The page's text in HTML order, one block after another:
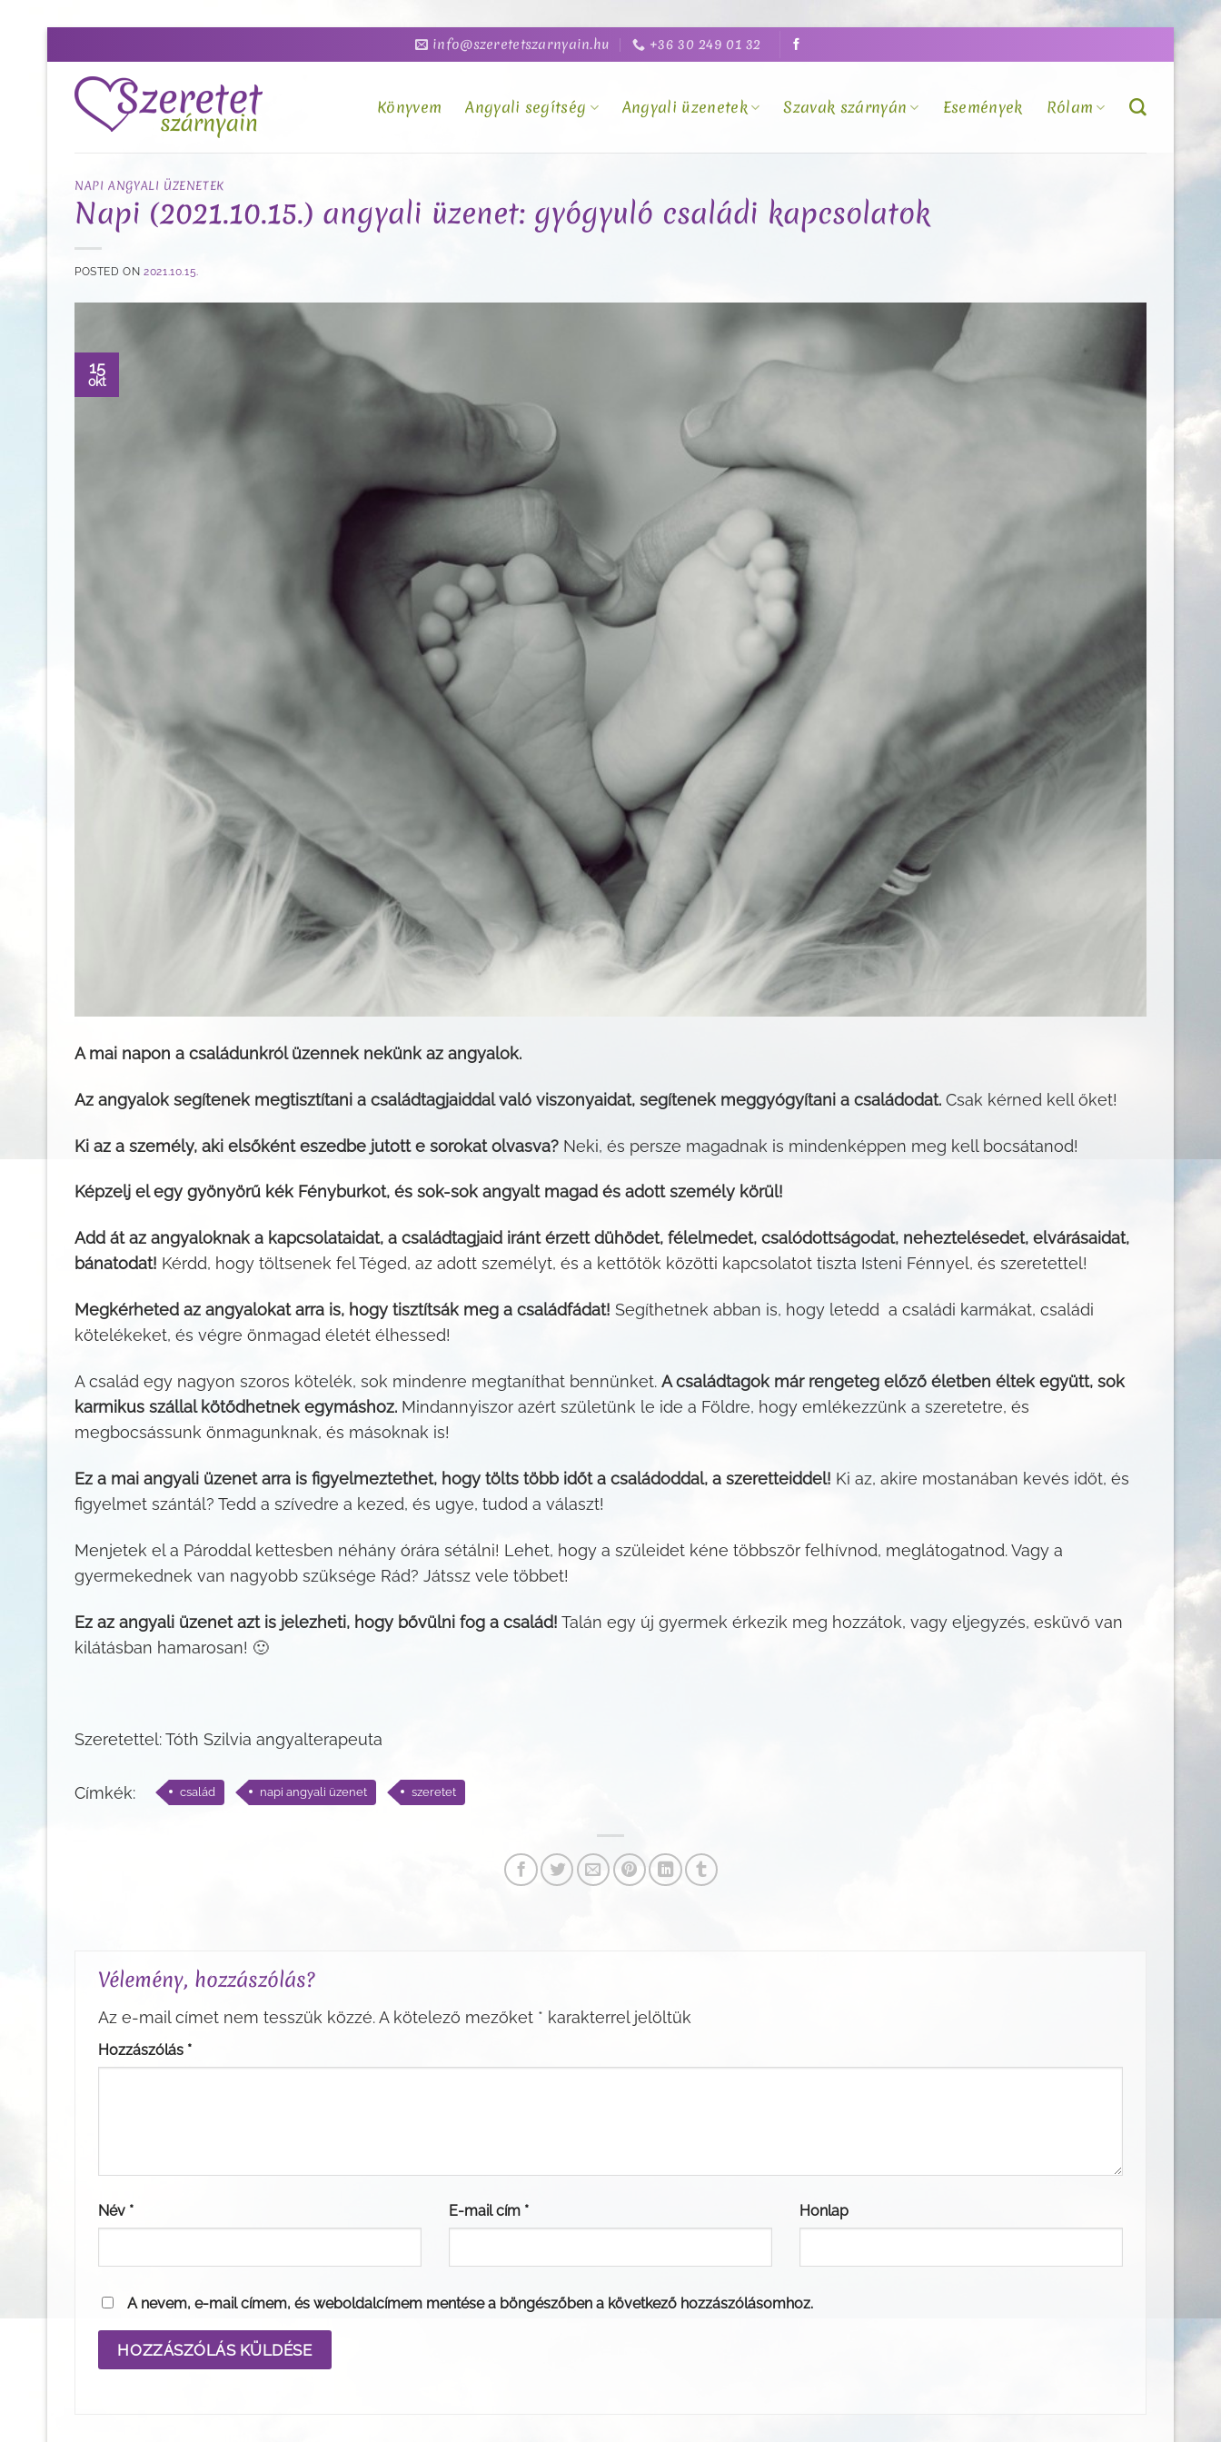
to
content
info@szeretetszarnyain.hu +36 30 249 01 32
Könyvem Angyali segítség Angyali üzenetek Szavak szárnyán Események Rólam
NAPI ANGYALI ÜZENETEK
Napi (2021.10.15.) angyali üzenet: gyógyuló családi kapcsolatok
POSTED ON2021.10.15.
15
okt
A mai napon a családunkról üzennek nekünk az angyalok.
Az angyalok segítenek megtisztítani a családtagjaiddal való viszonyaidat, segítenek meggyógyítani a családodat. Csak kérned kell őket!
Ki az a személy, aki elsőként eszedbe jutott e sorokat olvasva? Neki, és persze magadnak is mindenképpen meg kell bocsátanod!
Képzelj el egy gyönyörű kék Fényburkot, és sok-sok angyalt magad és adott személy körül!
Add át az angyaloknak a kapcsolataidat, a családtagjaid iránt érzett dühödet, félelmedet, csalódottságodat, neheztelésedet, elvárásaidat,
bánatodat! Kérdd, hogy töltsenek fel Téged, az adott személyt, és a kettőtök közötti kapcsolatot tiszta Isteni Fénnyel, és szeretettel!
Megkérheted az angyalokat arra is, hogy tisztítsák meg a családfádat! Segíthetnek abban is, hogy letedd a családi karmákat, családi
kötelékeket, és végre önmagad életét élhessed!
A család egy nagyon szoros kötelék, sok mindenre megtaníthat bennünket. A családtagok már rengeteg előző életben éltek együtt, sok
karmikus szállal kötődhetnek egymáshoz. Mindannyiszor azért születünk le ide a Földre, hogy emlékezzünk a szeretetre, és
megbocsássunk önmagunknak, és másoknak is!
Ez a mai angyali üzenet arra is figyelmeztethet, hogy tölts több időt a családoddal, a szeretteiddel! Ki az, akire mostanában kevés időt, és
figyelmet szántál? Tedd a szívedre a kezed, és ugye, tudod a választ!
Menjetek el a Pároddal kettesben néhány órára sétálni! Lehet, hogy a szüleidet kéne többször felhívnod, meglátogatnod. Vagy a
gyermekednek van nagyobb szüksége Rád? Játssz vele többet!
Ez az angyali üzenet azt is jelezheti, hogy bővülni fog a család! Talán egy új gyermek érkezik meg hozzátok, vagy eljegyzés, esküvő van
kilátásban hamarosan! 🙂
Szeretettel: Tóth Szilvia angyalterapeuta
Címkék: család napi angyali üzenet szeretet
Vélemény, hozzászólás?
Az e-mail címet nem tesszük közzé.A kötelező mezőket * karakterrel jelöltük
Hozzászólás *
Név * E-mail cím * Honlap
A nevem, e-mail címem, és weboldalcímem mentése a böngészőben a következő hozzászólásomhoz.